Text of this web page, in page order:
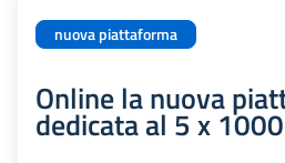
nuova piattaforma
Online la nuova
dedicata al 5 x 1000